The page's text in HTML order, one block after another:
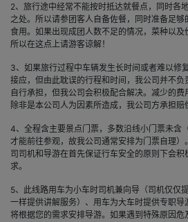
2、旅行途中经常不能按时抵达就餐点，同时各
之处。所以请参团客人自备佐餐，同时准备足
食用。如果出现成团人数不足的情况，菜种以及
所以在这点上请游客谅解！
3、如果旅行过程中车辆发生长时间或者难以修
接应，但由此耽误的行程和时间，我公司并不
自行承担，但我公司会积极配合解决。减少的费
除非是本公司人为因素所造成，我公司方承担赔
4、全程含主要景点门票，多数沿线小门票未含
才能前往参观，故我公司通常安排为门票自理
司司机和导游在首先保证行车安全的原则下会
求。
5、此线路用车为小车时司机兼向导（司机仅仅
一样提供讲解服务）、用车为大车时提供专职导
将根据您的需求安排导游。如果遇到特殊原因